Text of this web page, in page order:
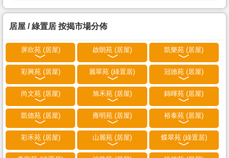
居屋 / 綠置居 按揭市場分佈
屏欣苑 (居屋) 啟朗苑 (居屋) 凱樂苑 (居屋)
彩興苑 (居屋) 麗翠苑 (綠置居) 冠德苑 (居屋)
尚文苑 (居屋) 旭禾苑 (居屋) 錦暉苑 (居屋)
凱德苑 (居屋) 雍明苑 (居屋) 裕泰苑 (居屋)
彩禾苑 (居屋) 山麗苑 (居屋) 蝶翠苑 (綠置居)